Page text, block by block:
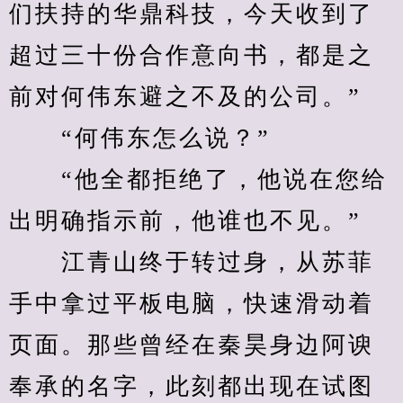
们扶持的华鼎科技，今天收到了
超过三十份合作意向书，都是之
前对何伟东避之不及的公司。”
“何伟东怎么说？”
“他全都拒绝了，他说在您给
出明确指示前，他谁也不见。”
江青山终于转过身，从苏菲
手中拿过平板电脑，快速滑动着
页面。那些曾经在秦昊身边阿谀
奉承的名字，此刻都出现在试图